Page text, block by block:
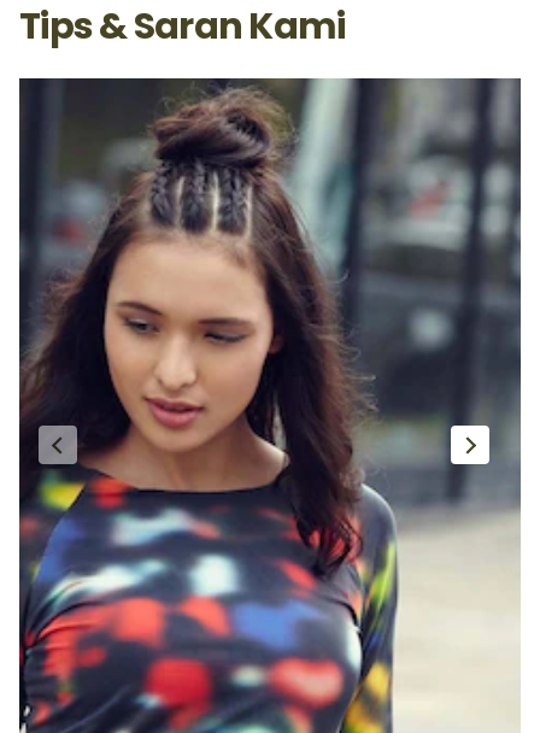
Tips & Saran Kami